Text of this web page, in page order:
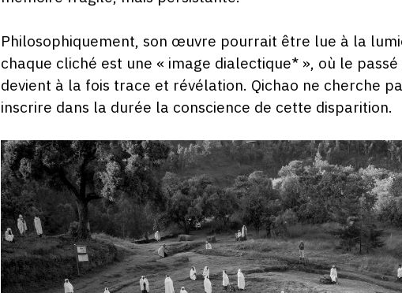
Philosophiquement, son œuvre pourrait être lue à la
chaque cliché est une « image dialectique* », où le
devient à la fois trace et révélation. Qichao ne cherche
inscrire dans la durée la conscience de cette disparition.